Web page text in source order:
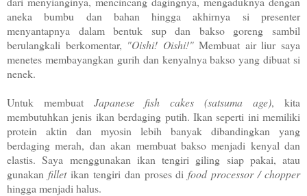
aneka bumbu dan bahan hingga akhirnya si presenter
menyantapnya dalam bentuk sup dan bakso goreng sambil
berulangkali berkomentar, "Oishi! Oishi!"Membuat air liur saya
menetes membayangkan gurih dan kenyalnya bakso yang dibuat si
nenek.
Untuk membuat Japanese fish cakes (satsuma age), kita
membutuhkan jenis ikan berdaging putih. Ikan seperti ini memiliki
protein aktin dan myosin lebih banyak dibandingkan yang
berdaging merah, dan akan membuat bakso menjadi kenyal dan
elastis. Saya menggunakan ikan tengiri giling siap pakai, atau
gunakan filletikan tengiri dan proses difood processor / chopper
hingga menjadi halus.